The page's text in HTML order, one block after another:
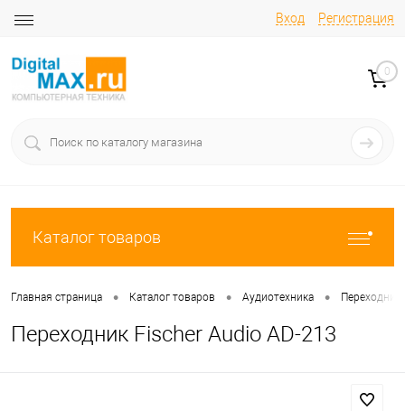
Вход Регистрация
0
Каталог товаров
Главная страница • Каталог товаров • Аудиотехника •
Переходник Fischer Audio AD-213